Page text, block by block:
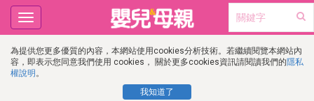
為提供您更多優質的內容，本網站使用cookies分析技術。若繼續閱覽本網站內
容，即表示您同意我們使用 cookies， 關於更多cookies資訊請閱讀我們的隱私
權說明 。
我知道了
Toggle
navigation